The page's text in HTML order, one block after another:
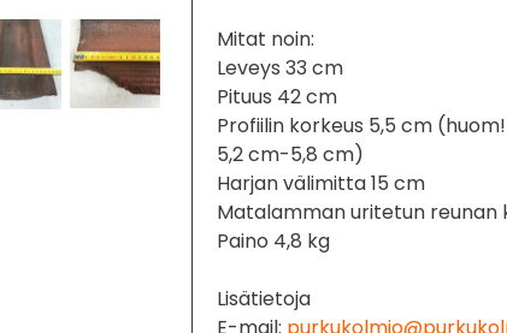
Mitat noin:
Leveys 33 cm
Pituus 42 cm
Profiilin korkeus 5,5 cm
5,2 cm-5,8 cm)
Harjan välimitta 15 cm
Matalamman uritetun reunan
Paino 4,8 kg
Lisätietoja
E-mail: